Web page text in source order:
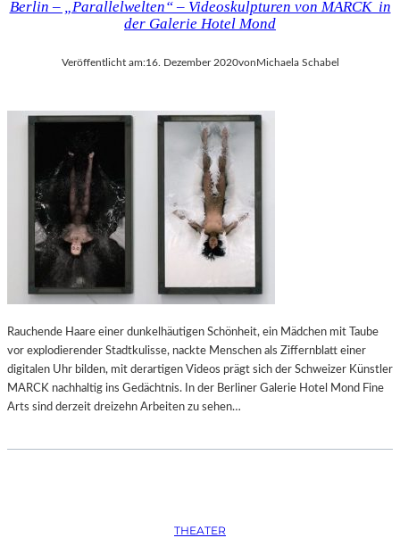
Berlin – „Parallelwelten“ – Videoskulpturen von MARCK in
der Galerie Hotel Mond
Veröffentlicht am:16. Dezember 2020von Michaela Schabel
Rauchende Haare einer dunkelhäutigen Schönheit, ein Mädchen mit Taube
vor explodierender Stadtkulisse, nackte Menschen als Ziffernblatt einer
digitalen Uhr bilden, mit derartigen Videos prägt sich der Schweizer Künstler
MARCK nachhaltig ins Gedächtnis. In der Berliner Galerie Hotel Mond Fine
Arts sind derzeit dreizehn Arbeiten zu sehen…
THEATER